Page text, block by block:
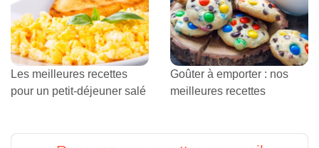
Les meilleures recettes
pour un petit-déjeuner salé
Goûter à emporter : nos
meilleures recettes